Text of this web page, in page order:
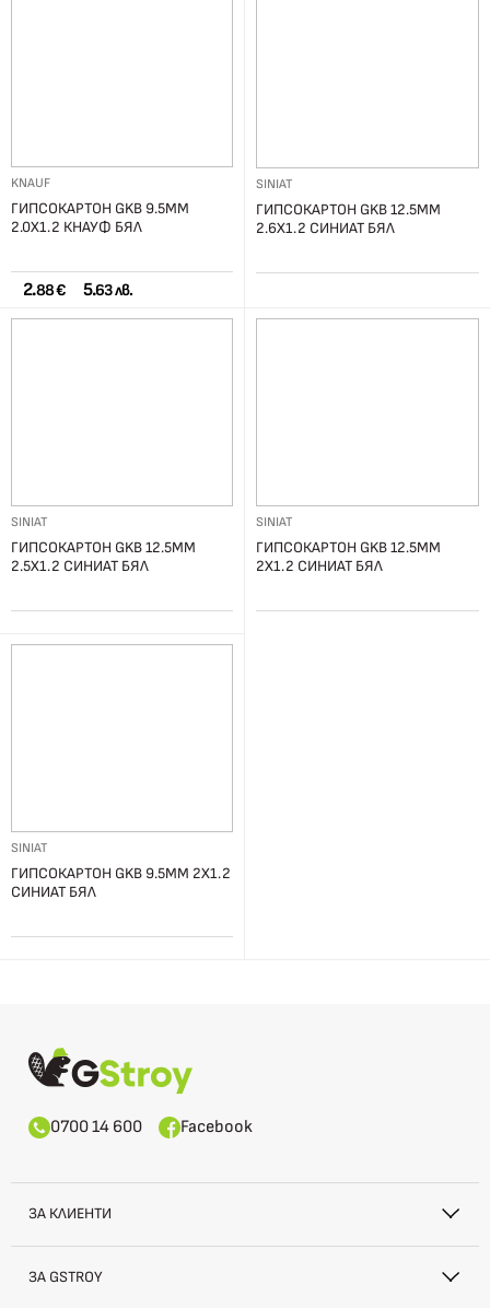
KNAUF
ГИПСОКАРТОН GKB 9.5ММ
2.0Х1.2 КНАУФ БЯЛ
2.88 € 5.63 лв.
SINIAT
ГИПСОКАРТОН GKB 12.5ММ
2.6Х1.2 СИНИАТ БЯЛ
SINIAT
ГИПСОКАРТОН GKB 12.5ММ
2.5Х1.2 СИНИАТ БЯЛ
SINIAT
ГИПСОКАРТОН GKB 12.5ММ
2Х1.2 СИНИАТ БЯЛ
SINIAT
ГИПСОКАРТОН GKB 9.5ММ 2Х1.2
СИНИАТ БЯЛ
0700 14 600 Facebook
ЗА КЛИЕНТИ
ЗА GSTROY